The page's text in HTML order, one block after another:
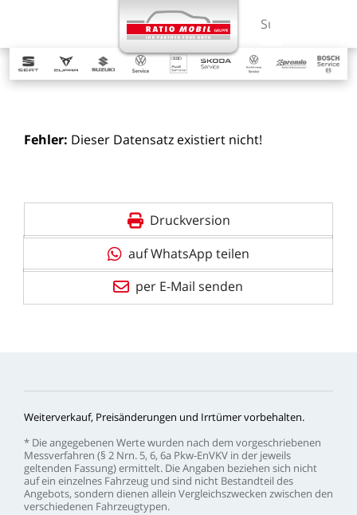
Suchbegriff
Fehler: Dieser Datensatz existiert nicht!
Druckversion
auf WhatsApp teilen
per E-Mail senden
Weiterverkauf, Preisänderungen und Irrtümervorbehalten.
* Dieangegebenen Wertewurden nach dem vorgeschriebenen
Messverfahren (§ 2 Nrn. 5, 6, 6a Pkw-EnVKV in der jeweils
geltenden Fassung)ermittelt. DieAngaben beziehen sich nicht
aufein einzelnes Fahrzeug und sind nicht Bestandteildes
Angebots, sondern dienen allein Vergleichszwecken zwischen den
verschiedenen Fahrzeugtypen.